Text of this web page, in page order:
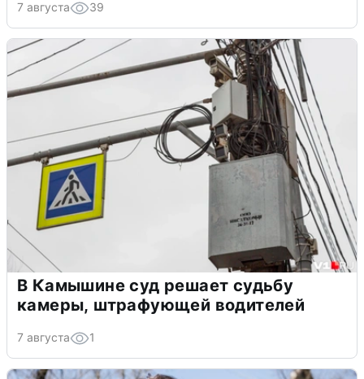
7 августа 39
В Камышине суд решает судьбу
камеры, штрафующей водителей
7 августа 1